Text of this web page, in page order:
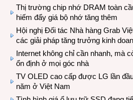
Thị trường chip nhớ DRAM toàn
hiếm đẩy giá bộ nhớ tăng thêm
Hội nghị Đối tác Nhà hàng Grab
các giải pháp tăng trưởng kinh
Internet không chỉ cần nhanh, mà
ổn định ở mọi góc nhà
TV OLED cao cấp được LG lần
năm ở Việt Nam